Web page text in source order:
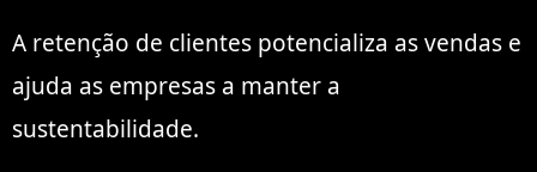
A retenção de clientes potencializa as vendas e
ajuda as empresas a manter a
sustentabilidade.